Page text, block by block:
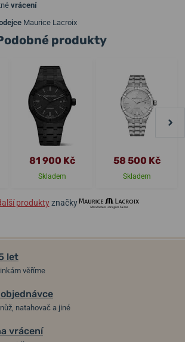
vrácení
Maurice Lacroix
produkty
81 900 Kč
Skladem
58 500 Kč
Skladem
produktyznačky
let
věříme
natahovač a jiné
vrácení